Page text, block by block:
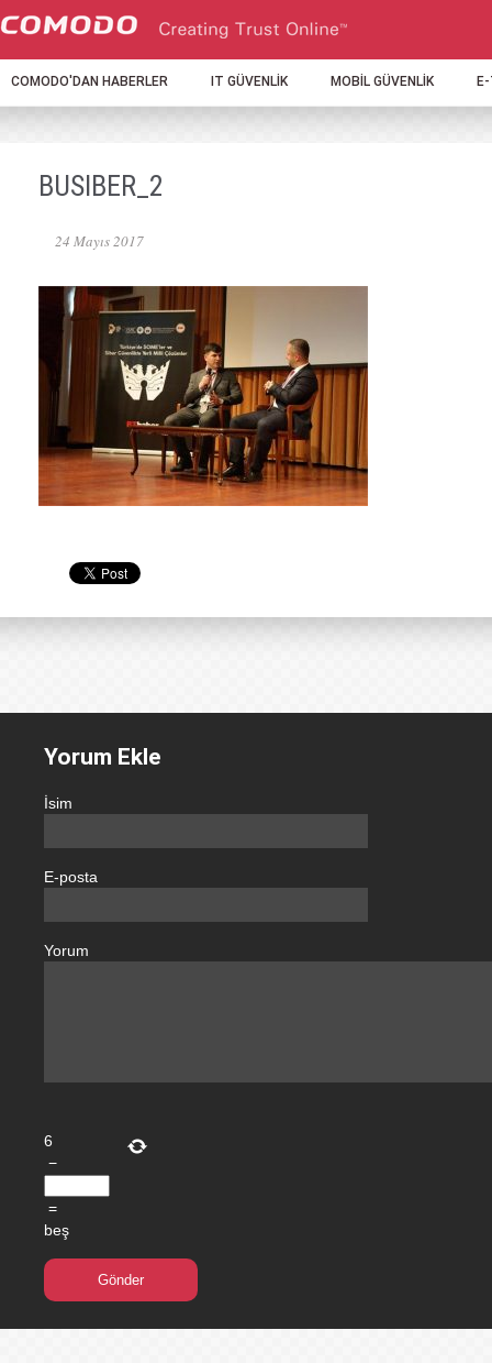
COMODO'DAN HABERLER IT GÜVENLİK MOBİL GÜVENLİK
BUSIBER_2
24 Mayıs 2017
Yorum Ekle
İsim
E-posta
Yorum
6
−
=
beş